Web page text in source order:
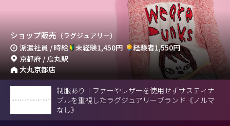
ショップ販売 （ラグジュアリー）
派遣社員 / 時給 未経験1,450円
経験者1,550円
京都府 / 烏丸駅
大丸京都店
制服あり｜ファーやレザーを使用せずサスティナ
ブルを重視したラグジュアリーブランド《ノルマ
なし》